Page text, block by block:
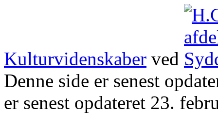
Kulturvidenskaber ved
Denne side er senest
er senest opdateret 23.